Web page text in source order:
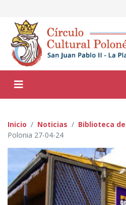
Inicio Noticias Biblioteca
Polonia 27-04-24